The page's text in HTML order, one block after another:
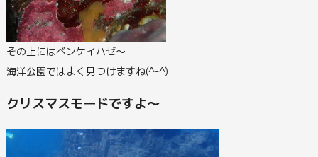
その上にはベンケイハゼ～
海洋公園ではよく見つけますね(^-^)
クリスマスモードですよ～